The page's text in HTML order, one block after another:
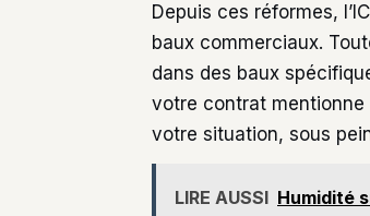
Depuis ces réformes,
baux commerciaux.
dans des baux
votre contrat mentionne
votre situation, sous
LIRE AUSSI Humidité